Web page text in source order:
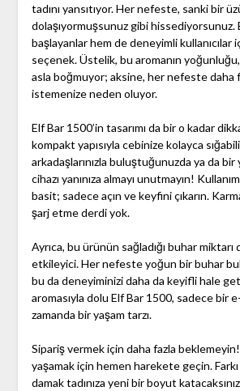
tadını yansıtıyor. Her nefeste, sanki bir
dolaşıyormuşsunuz gibi hissediyorsunuz.
başlayanlar hem de deneyimli kullanıcılar
seçenek. Üstelik, bu aromanın yoğunluğu,
asla boğmuyor; aksine, her nefeste daha
istemenize neden oluyor.
Elf Bar 1500’in tasarımı da bir o kadar
kompakt yapısıyla cebinize kolayca
arkadaşlarınızla buluştuğunuzda ya da
cihazı yanınıza almayı unutmayın!
basit; sadece açın ve keyfini çıkarın.
şarj etme derdi yok.
Ayrıca, bu ürünün sağladığı buhar miktarı
etkileyici. Her nefeste yoğun bir buhar
bu da deneyiminizi daha da keyifli hale
aromasıyla dolu Elf Bar 1500, sadece bir
zamanda bir yaşam tarzı.
Sipariş vermek için daha fazla
yaşamak için hemen harekete geçin.
damak tadınıza yeni bir boyut